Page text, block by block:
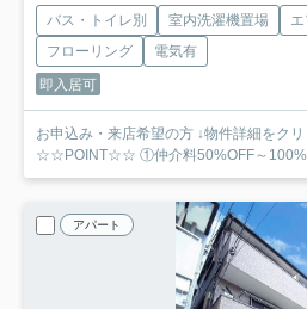
バス・トイレ別 室内洗濯機置場
フローリング
電気有
即入居可
お申込み・来店希望の方 ↓物件詳細をク
☆☆POINT☆☆ ①仲介料50%OFF～
アパート